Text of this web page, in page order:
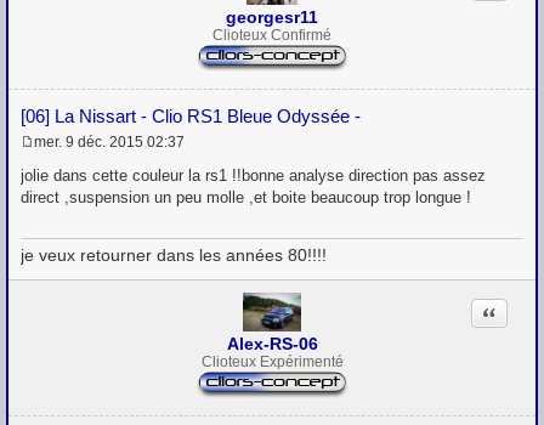
georgesr11
Clioteux Confirmé
[06] La Nissart - Clio RS1 Bleue Odyssée -
e
s
g
e
mer. 9 déc. 2015 02:37
jolie dans cette couleur la rs1 !!bonne analyse direction pas assez
direct ,suspension un peu molle ,et boite beaucoup trop longue !
je veux retourner dans les années 80!!!!
Alex-RS-06
Clioteux Expérimenté
Citation